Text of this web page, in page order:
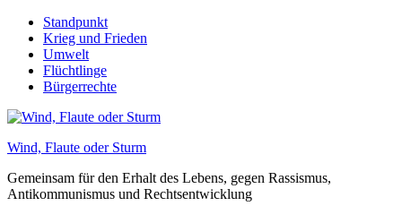
Skip
content
Standpunkt
Krieg und Frieden
Umwelt
Flüchtlinge
Bürgerrechte
Wind, Flaute oder Sturm
Gemeinsam für den Erhalt des Lebens, gegen Rassismus,
Antikommunismus und Rechtsentwicklung